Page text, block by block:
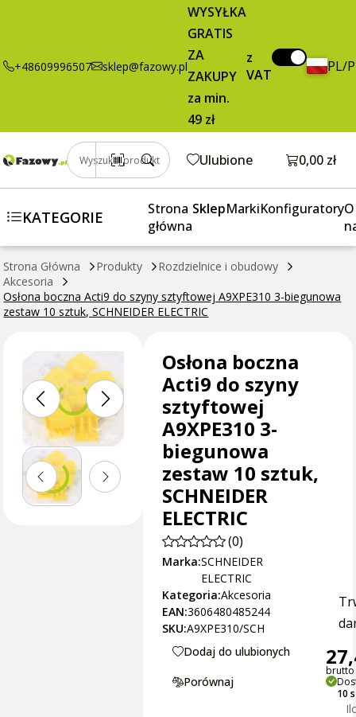
+48609996507 sklep@fazowy.pl
WYSYŁKA
GRATIS
ZA
ZAKUPY
za min.
49 zł
z
VAT
PL/
Wyszukaj produkt Ulubione Otwórz
0,00 zł
KATEGORIE
Strona
główna
SklepMarkiKonfiguratoryO
Strona Główna Produkty
Rozdzielnice i obudowy
Akcesoria
Osłona boczna Acti9 do szyny sztyftowej A9XPE310 3-biegunowa
zestaw 10 sztuk, SCHNEIDER ELECTRIC
A9XPE310 3-
biegunowa
SCHNEIDER
ELECTRIC
27,40 zł
brutto / szt. Dodaj do koszyka
Osłona boczna
Acti9 do szyny
sztyftowej
A9XPE310 3-
biegunowa
zestaw 10 sztuk,
SCHNEIDER
ELECTRIC
(0)
Marka:SCHNEIDER
ELECTRIC
Kategoria:Akcesoria
EAN:3606480485244
SKU:A9XPE310/SCH
Dodaj do ulubionych
Porównaj
brutto
10